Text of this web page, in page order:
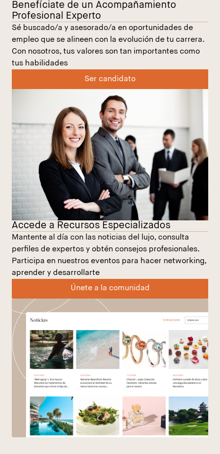
Benefíciate de un Acompañamiento
Profesional Experto
Sé buscado/a y asesorado/a en oportunidades de
empleo que se alineen con la evolución de tu carrera.
Con nosotros, tus valores son tan importantes como
tus habilidades
Ser candidato
Accede a Recursos Especializados
Mantente al día con las noticias del lujo, consulta
perfiles de expertos y obtén consejos profesionales.
Participa en nuestros eventos para hacer networking,
aprender y desarrollarte
Únete a la comunidad